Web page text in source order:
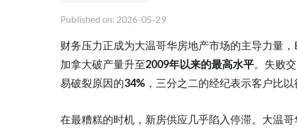
Published on: 2026-05-29
财务压力正成为大温哥华房地产市场的主导力量
加拿大破产量升至2009年以来的最高水平。失败
易破裂原因的34% ，三分之二的经纪表示客户比
在最糟糕的时机，新房供应几乎陷入停滞。大温